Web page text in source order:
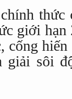
thức
giới
hiến
giải sôi